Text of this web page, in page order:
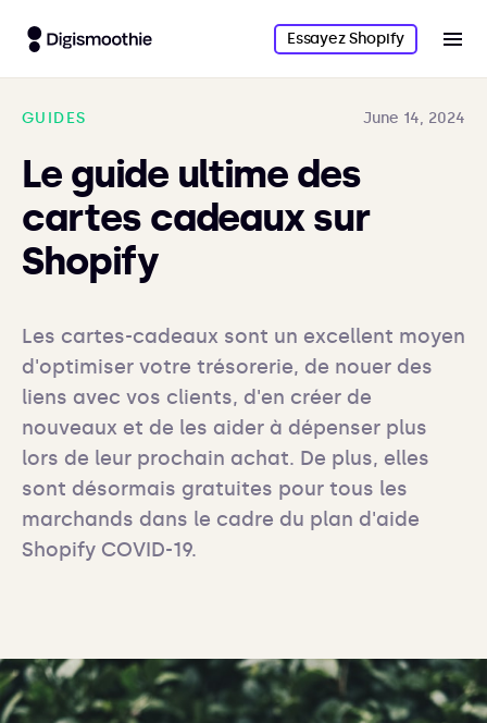
Essayez Shopify
GUIDES June 14, 2024
Le guide ultime des
cartes cadeaux sur
Shopify
Les cartes-cadeaux sont un excellent moyen
d'optimiser votre trésorerie, de nouer des
liens avec vos clients, d'en créer de
nouveaux et de les aider à dépenser plus
lors de leur prochain achat. De plus, elles
sont désormais gratuites pour tous les
marchands dans le cadre du plan d'aide
Shopify COVID-19.